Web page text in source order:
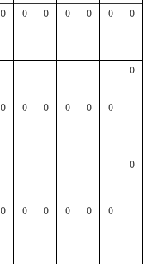
0 0 0 0 0 0 0
0 0 0 0 0 0
0
0 0 0 0 0 0
0